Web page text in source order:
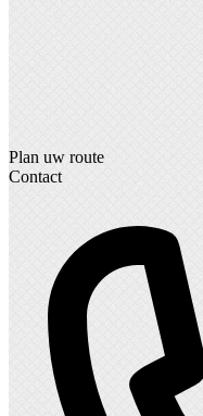
Plan uw route
Contact